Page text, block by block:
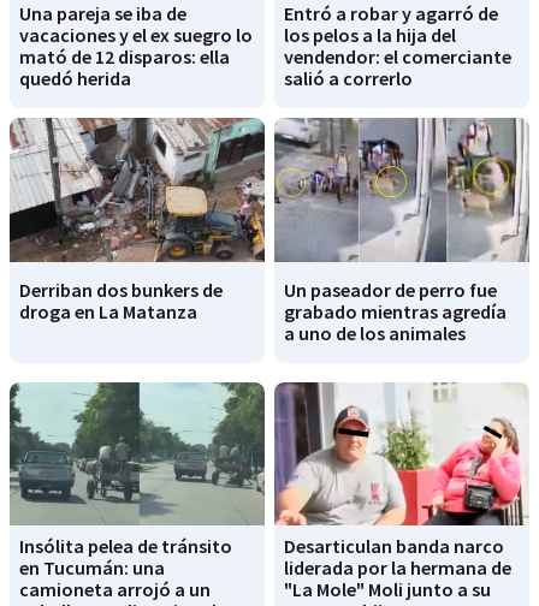
Una pareja se iba de
vacaciones y el ex suegro lo
mató de 12 disparos: ella
quedó herida
Entró a robar y agarró de
los pelos a la hija del
vendendor: el comerciante
salió a correrlo
Derriban dos bunkers de
droga en La Matanza
Un paseador de perro fue
grabado mientras agredía
a uno de los animales
Insólita pelea de tránsito
en Tucumán: una
camioneta arrojó a un
Desarticulan banda narco
liderada por la hermana de
"La Mole" Moli junto a su